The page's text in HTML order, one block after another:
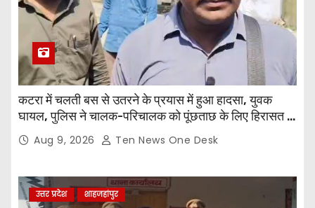
कटरा में चलती बस से उतरने के प्रयास में हुआ हादसा, युवक
घायल, पुलिस ने चालक-परिचालक को पूंछताछ के लिए हिरासत में
लियाAug 9, 2026 Ten News One Desk
उत्तर प्रदेश शाहजहांपुर